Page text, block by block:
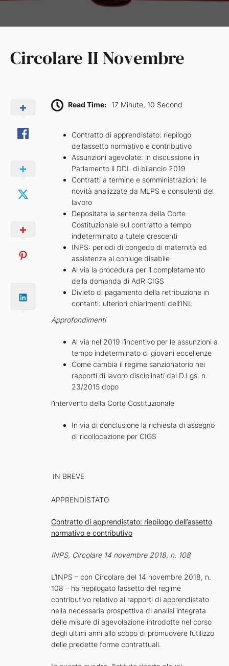
Circolare II Novembre
Read Time: 17 Minute, 10 Second
Contratto di apprendistato: riepilogo
dell’assetto normativo e contributivo
Assunzioni agevolate: in discussione in
Parlamento il DDL di bilancio 2019
Contratti a termine e somministrazioni: le
novità analizzate da MLPS e consulenti del
lavoro
Depositata la sentenza della Corte
Costituzionale sul contratto a tempo
indeterminato a tutele crescenti
INPS: periodi di congedo di maternità ed
assistenza al coniuge disabile
Al via la procedura per il completamento
della domanda di AdR CIGS
Divieto di pagamento della retribuzione in
contanti: ulteriori chiarimenti dell’INL
Approfondimenti
Al via nel 2019 l’incentivo per le assunzioni a
tempo indeterminato di giovani eccellenze
Come cambia il regime sanzionatorio nei
rapporti di lavoro disciplinati dal D.Lgs. n.
23/2015 dopo
l’intervento della Corte Costituzionale
In via di conclusione la richiesta di assegno
di ricollocazione per CIGS
IN BREVE
APPRENDISTATO
Contratto di apprendistato: riepilogo dell’assetto
normativo e contributivo
INPS, Circolare 14 novembre 2018, n. 108
L’INPS – con Circolare del 14 novembre 2018, n.
108 – ha riepilogato l’assetto del regime
contributivo relativo ai rapporti di apprendistato
nella necessaria prospettiva di analisi integrata
delle misure di agevolazione introdotte nel corso
degli ultimi anni allo scopo di promuovere l’utilizzo
delle predette forme contrattuali.